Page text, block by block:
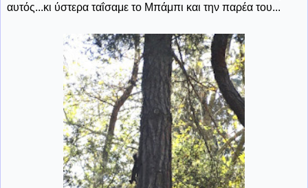
αυτός...κι ύστερα ταΐσαμε το Μπάμπι και την παρέα του...